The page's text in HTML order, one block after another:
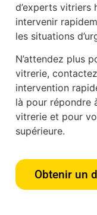
d’experts vitriers
intervenir
les situations
N’attendez plus
vitrerie,
intervention
là pour répondre
vitrerie et pour
supérieure.
Obtenir un